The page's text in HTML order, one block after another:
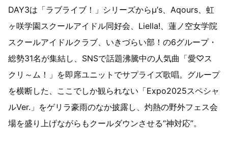
DAY3は「ラブライブ！」シリーズからμ’s、Aqours、虹
ヶ咲学園スクールアイドル同好会、Liella!、蓮ノ空女学院
スクールアイドルクラブ、いきづらい部！の6グループ・
総勢31名が集結し、SNSで話題沸騰中の人気曲「愛♡ス
クリ～ム！」を即席ユニットでサプライズ歌唱。グループ
を横断した、ここでしか観られない「Expo2025スペシャ
ルVer.」をゲリラ豪雨のなか披露し、灼熱の野外フェス会
場を盛り上げながらもクールダウンさせる“神対応”。